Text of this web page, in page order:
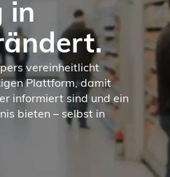
in
vereinheitlicht
Plattform, damit
informiert sind und ein
bieten – selbst in